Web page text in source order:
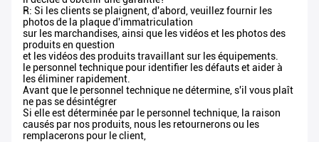
R: Si les clients se plaignent, d'abord, veuillez fournir les
photos de la plaque d'immatriculation
sur les marchandises, ainsi que les vidéos et les photos des
produits en question
et les vidéos des produits travaillant sur les équipements.
le personnel technique pour identifier les défauts et aider à
les éliminer rapidement.
Avant que le personnel technique ne détermine, s'il vous plaît
ne pas se désintégrer
Si elle est déterminée par le personnel technique, la raison
causés par nos produits, nous les retournerons ou les
remplacerons pour le client,